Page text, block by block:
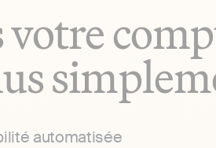
votre
automatisée